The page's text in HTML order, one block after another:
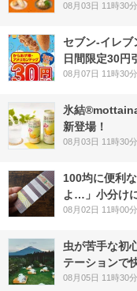
08月03日 11時30分
セブン‐イレ
日間限定30円
08月07日 11時30分
氷結
新登場！
08月03日 11時30分
100均に便利
よ…」小分け
08月02日 11時00分
虫が苦手な初
テーションで
08月05日 11時30分